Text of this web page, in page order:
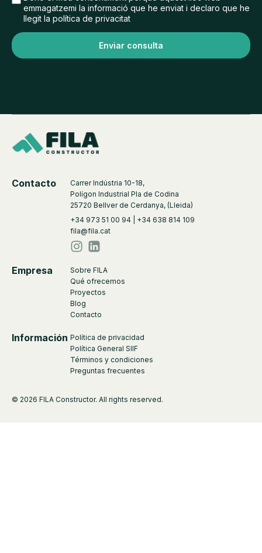
emmagatzemi la informació que he enviat i declaro que he
llegit la política de privacitat
Enviar consulta
Contacto
Carrer Indústria 10-18,
Polígon Industrial Pla de Codina
25720 Bellver de Cerdanya, (Lleida)
+34 973 51 00 94 | +34 638 814 109
fila@fila.cat
Empresa
Sobre FILA
Qué ofrecemos
Proyectos
Blog
Contacto
Información Política de privacidad
Política General SIIF
Términos y condiciones
Preguntas frecuentes
© 2026 FILA Constructor. All rights reserved.